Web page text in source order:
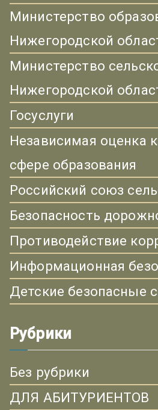
Министерство
Нижегородской
Министерство
Нижегородской
Госуслуги
Независимая оценка
сфере образования
Российский союз
Безопасность
Противодействие
Информационная
Детские безопасные
Рубрики
Без рубрики
ДЛЯ АБИТУРИЕНТОВ